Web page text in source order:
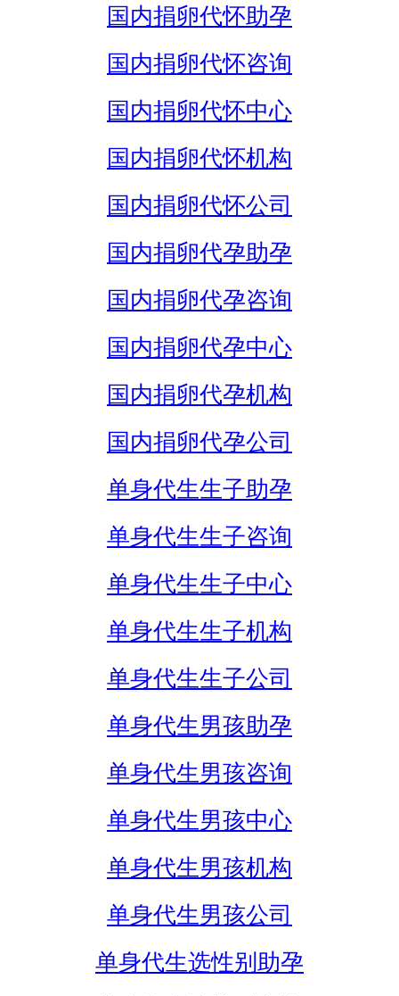
国内捐卵代怀助孕
国内捐卵代怀咨询
国内捐卵代怀中心
国内捐卵代怀机构
国内捐卵代怀公司
国内捐卵代孕助孕
国内捐卵代孕咨询
国内捐卵代孕中心
国内捐卵代孕机构
国内捐卵代孕公司
单身代生生子助孕
单身代生生子咨询
单身代生生子中心
单身代生生子机构
单身代生生子公司
单身代生男孩助孕
单身代生男孩咨询
单身代生男孩中心
单身代生男孩机构
单身代生男孩公司
单身代生选性别助孕